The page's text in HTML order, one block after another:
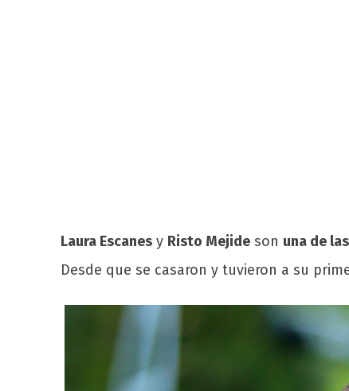
Laura Escanes y Risto Mejide son una de
Desde que se casaron y tuvieron a su